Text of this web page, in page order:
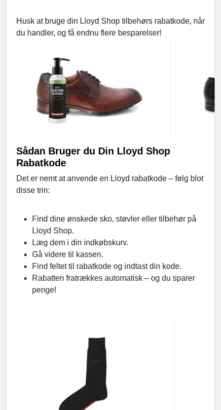
Husk at bruge din Lloyd Shop tilbehørs rabatkode, når
du handler, og få endnu flere besparelser!
Sådan Bruger du Din Lloyd Shop
Rabatkode
Det er nemt at anvende en Lloyd rabatkode – følg blot
disse trin:
Find dine ønskede sko, støvler eller tilbehør på
Lloyd Shop.
Læg dem i din indkøbskurv.
Gå videre til kassen.
Find feltet til rabatkode og indtast din kode.
Rabatten fratrækkes automatisk – og du sparer
penge!